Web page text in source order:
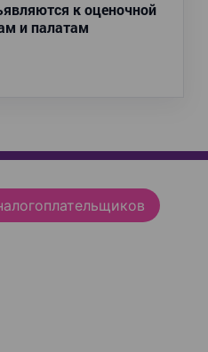
к оценочной
и палатам